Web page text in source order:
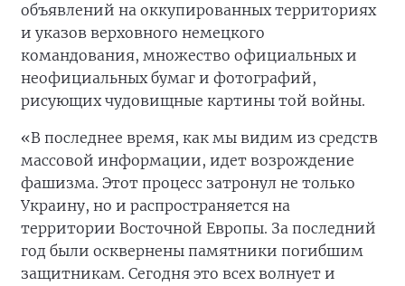
объявлений на оккупированных территориях
и указов верховного немецкого
командования, множество официальных и
неофициальных бумаг и фотографий,
рисующих чудовищные картины той войны.
«В последнее время, как мы видим из средств
массовой информации, идет возрождение
фашизма. Этот процесс затронул не только
Украину, но и распространяется на
территории Восточной Европы. За последний
год были осквернены памятники погибшим
защитникам. Сегодня это всех волнует и